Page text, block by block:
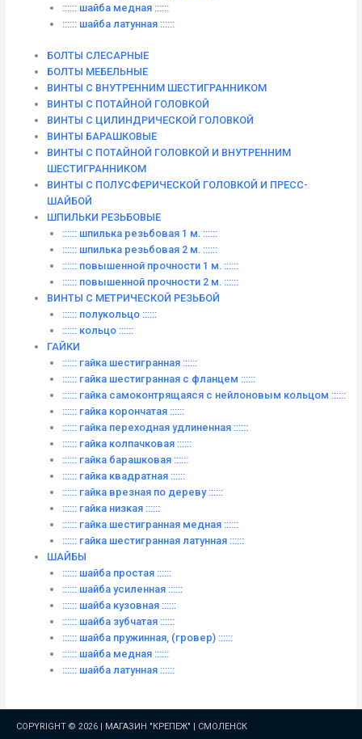
:::::: шайба медная ::::::
:::::: шайба латунная ::::::
БОЛТЫ СЛЕСАРНЫЕ
БОЛТЫ МЕБЕЛЬНЫЕ
ВИНТЫ С ВНУТРЕННИМ ШЕСТИГРАННИКОМ
ВИНТЫ С ПОТАЙНОЙ ГОЛОВКОЙ
ВИНТЫ С ЦИЛИНДРИЧЕСКОЙ ГОЛОВКОЙ
ВИНТЫ БАРАШКОВЫЕ
ВИНТЫ С ПОТАЙНОЙ ГОЛОВКОЙ И ВНУТРЕННИМ
ШЕСТИГРАННИКОМ
ВИНТЫ С ПОЛУСФЕРИЧЕСКОЙ ГОЛОВКОЙ И ПРЕСС-
ШАЙБОЙ
ШПИЛЬКИ РЕЗЬБОВЫЕ
:::::: шпилька резьбовая 1 м. ::::::
:::::: шпилька резьбовая 2 м. ::::::
:::::: повышенной прочности 1 м. ::::::
:::::: повышенной прочности 2 м. ::::::
ВИНТЫ C МЕТРИЧЕСКОЙ РЕЗЬБОЙ
:::::: полукольцо ::::::
:::::: кольцо ::::::
ГАЙКИ
:::::: гайка шестигранная ::::::
:::::: гайка шестигранная с фланцем ::::::
:::::: гайка самоконтрящаяся с нейлоновым кольцом ::::::
:::::: гайка корончатая ::::::
:::::: гайка переходная удлиненная ::::::
:::::: гайка колпачковая ::::::
:::::: гайка барашковая ::::::
:::::: гайка квадратная ::::::
:::::: гайка врезная по дереву ::::::
:::::: гайка низкая ::::::
:::::: гайка шестигранная медная ::::::
:::::: гайка шестигранная латунная ::::::
ШАЙБЫ
:::::: шайба простая ::::::
:::::: шайба усиленная ::::::
:::::: шайба кузовная ::::::
:::::: шайба зубчатая ::::::
:::::: шайба пружинная, (гровер) ::::::
:::::: шайба медная ::::::
:::::: шайба латунная ::::::
COPYRIGHT © 2026 | МАГАЗИН "КРЕПЕЖ" | СМОЛЕНСК